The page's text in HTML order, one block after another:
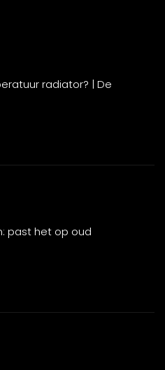
radiator? | De
past het op oud